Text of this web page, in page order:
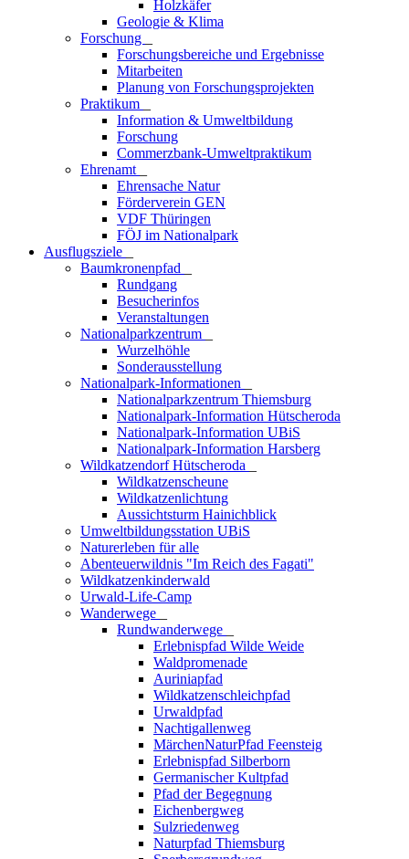
Holzkäfer
Geologie & Klima
Forschung
Forschungsbereiche und Ergebnisse
Mitarbeiten
Planung von Forschungsprojekten
Praktikum
Information & Umweltbildung
Forschung
Commerzbank-Umweltpraktikum
Ehrenamt
Ehrensache Natur
Förderverein GEN
VDF Thüringen
FÖJ im Nationalpark
Ausflugs­ziele
Baumkronenpfad
Rundgang
Besucherinfos
Veranstaltungen
Nationalparkzentrum
Wurzelhöhle
Sonderausstellung
Nationalpark-Informationen
Nationalparkzentrum Thiemsburg
Nationalpark-Information Hütscheroda
Nationalpark-Information UBiS
Nationalpark-Information Harsberg
Wildkatzendorf Hütscheroda
Wildkatzenscheune
Wildkatzenlichtung
Aussichtsturm Hainichblick
Umweltbildungsstation UBiS
Naturerleben für alle
Abenteuerwildnis "Im Reich des Fagati"
Wildkatzenkinderwald
Urwald-Life-Camp
Wanderwege
Rundwanderwege
Erlebnispfad Wilde Weide
Waldpromenade
Auriniapfad
Wildkatzenschleichpfad
Urwaldpfad
Nachtigallenweg
MärchenNaturPfad Feensteig
Erlebnispfad Silberborn
Germanischer Kultpfad
Pfad der Begegnung
Eichenbergweg
Sulzriedenweg
Naturpfad Thiemsburg